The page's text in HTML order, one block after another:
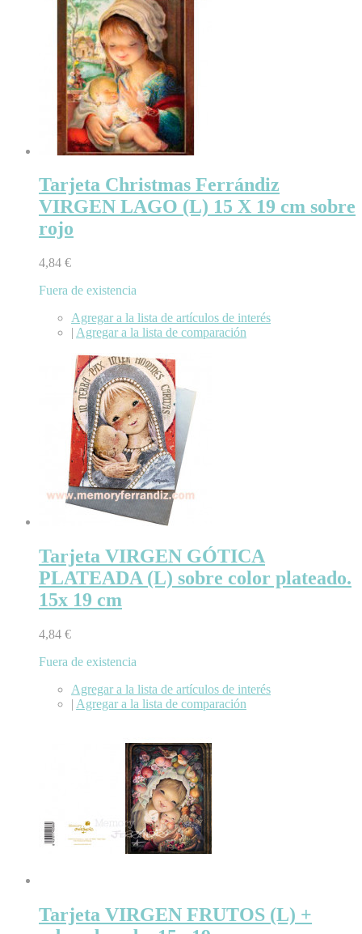
Tarjeta Christmas Ferrándiz
VIRGEN LAGO (L) 15 X 19 cm sobre
rojo
4,84 €
Fuera de existencia
Agregar a la lista de artículos de interés
| Agregar a la lista de comparación
Tarjeta VIRGEN GÓTICA
PLATEADA (L) sobre color plateado.
15x 19 cm
4,84 €
Fuera de existencia
Agregar a la lista de artículos de interés
| Agregar a la lista de comparación
Tarjeta VIRGEN FRUTOS (L) +